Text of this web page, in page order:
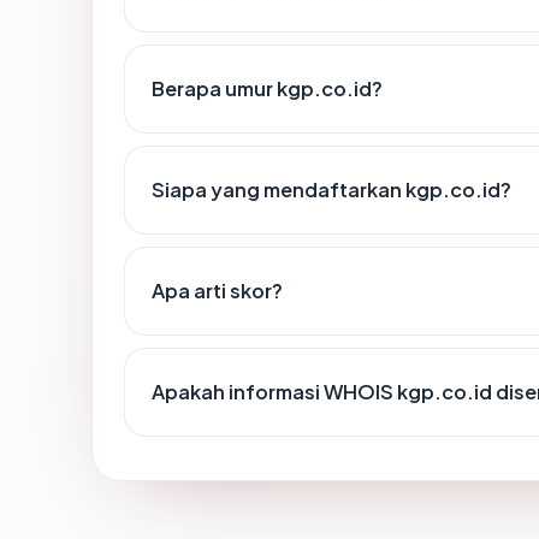
Berapa umur kgp.co.id?
Siapa yang mendaftarkan kgp.co.id?
Apa arti skor?
Apakah informasi WHOIS kgp.co.id